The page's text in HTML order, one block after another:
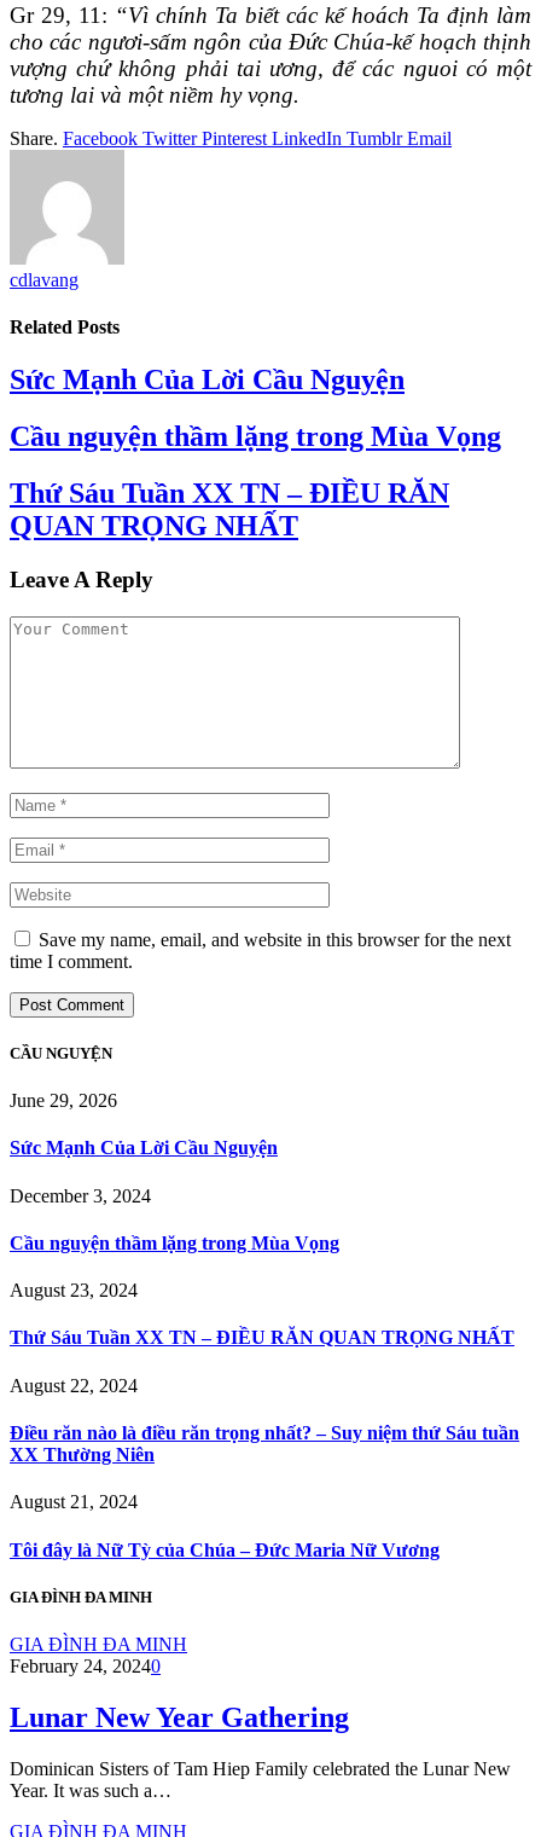
Gr 29, 11: “Vì chính Ta biết các kế hoách Ta định làm
cho các ngươi-sấm ngôn của Đức Chúa-kế hoạch thịnh
vượng chứ không phải tai ương, để các nguoi có một
tương lai và một niềm hy vọng.
Share. Facebook Twitter Pinterest LinkedIn Tumblr Email
cdlavang
Related Posts
Sức Mạnh Của Lời Cầu Nguyện
Cầu nguyện thầm lặng trong Mùa Vọng
Thứ Sáu Tuần XX TN – ĐIỀU RĂN
QUAN TRỌNG NHẤT
Leave A Reply
Save my name, email, and website in this browser for the next
time I comment.
CẦU NGUYỆN
June 29, 2026
Sức Mạnh Của Lời Cầu Nguyện
December 3, 2024
Cầu nguyện thầm lặng trong Mùa Vọng
August 23, 2024
Thứ Sáu Tuần XX TN – ĐIỀU RĂN QUAN TRỌNG NHẤT
August 22, 2024
Điều răn nào là điều răn trọng nhất? – Suy niệm thứ Sáu tuần
XX Thường Niên
August 21, 2024
Tôi đây là Nữ Tỳ của Chúa – Đức Maria Nữ Vương
GIA ĐÌNH ĐA MINH
GIA ĐÌNH ĐA MINH
February 24, 20240
Lunar New Year Gathering
Dominican Sisters of Tam Hiep Family celebrated the Lunar New
Year. It was such a…
GIA ĐÌNH ĐA MINH